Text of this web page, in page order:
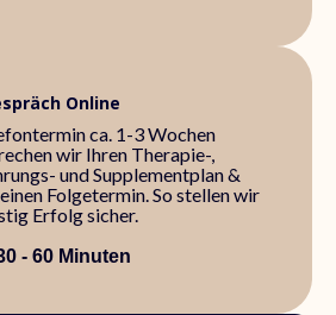
Online
ca. 1-3 Wochen
wir Ihren Therapie-,
und Supplementplan &
Folgetermin. So stellen wir
Erfolg sicher.
- 60 Minuten